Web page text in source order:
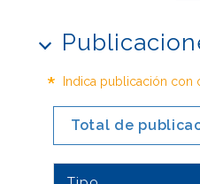
* Indica publicación con
Total de